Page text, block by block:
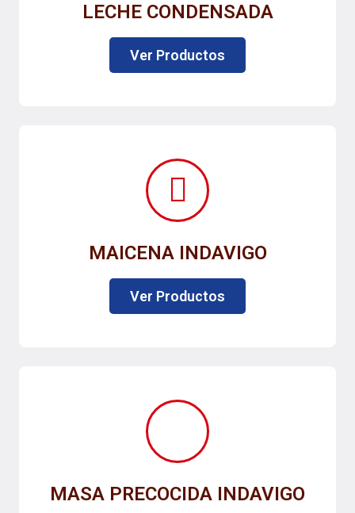
LECHE CONDENSADA
Ver Productos
MAICENA INDAVIGO
Ver Productos
MASA PRECOCIDA INDAVIGO